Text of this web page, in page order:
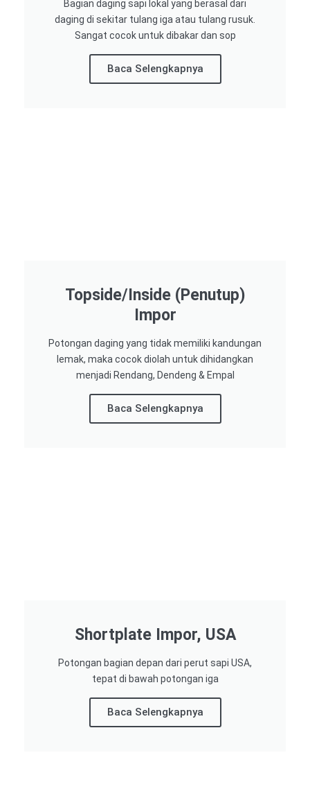
Bagian daging sapi lokal yang berasal dari
daging di sekitar tulang iga atau tulang rusuk.
Sangat cocok untuk dibakar dan sop
Baca Selengkapnya
Topside/Inside (Penutup)
Impor​
Potongan daging yang tidak memiliki kandungan
lemak, maka cocok diolah untuk dihidangkan
menjadi Rendang, Dendeng & Empal
Baca Selengkapnya
Shortplate Impor, USA
Potongan bagian depan dari perut sapi USA,
tepat di bawah potongan iga
Baca Selengkapnya